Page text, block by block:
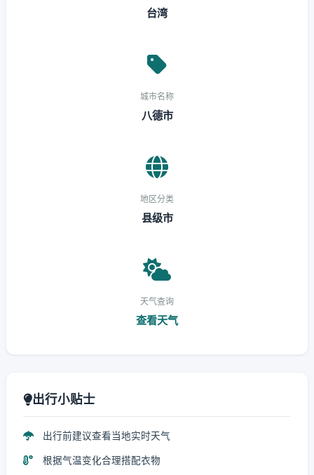
台湾
城市名称
八德市
地区分类
县级市
天气查询
查看天气
出行小贴士
出行前建议查看当地实时天气
根据气温变化合理搭配衣物